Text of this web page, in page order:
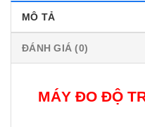
MÔ TẢ
ĐÁNH GIÁ (0)
MÁY ĐO ĐỘ